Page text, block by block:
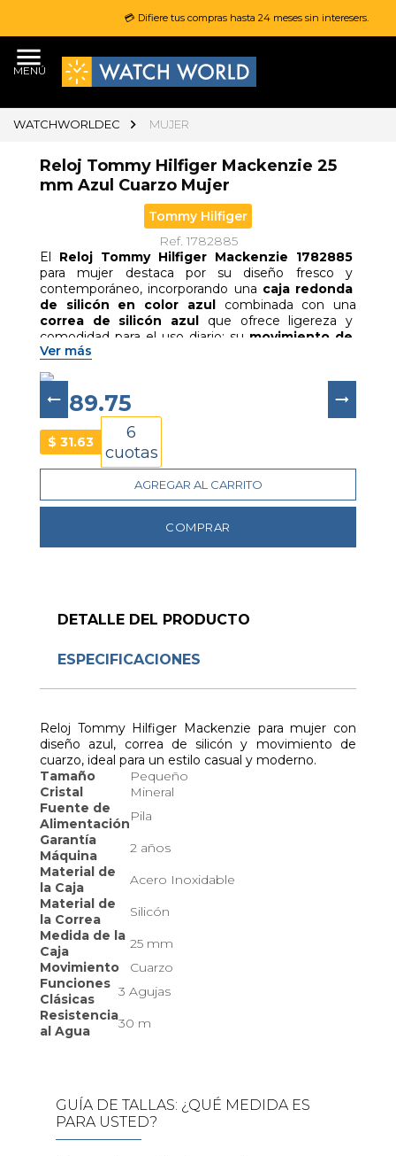
💳 Difiere tus compras hasta 24 meses sin interesers.
MENÚ
WATCHWORLDEC MUJER
Reloj Tommy Hilfiger Mackenzie 25
mm Azul Cuarzo Mujer
Tommy Hilfiger
Ref. 1782885
El Reloj Tommy Hilfiger Mackenzie 1782885
para mujer destaca por su diseño fresco y
contemporáneo, incorporando una caja redonda
de silicón en color azul combinada con una
correa de silicón azul que ofrece ligereza y
comodidad para el uso diario; su movimiento de
cuarzo garantiza precisión confiable, mientras que
su
y sencilla, complementándose con
cierre de
hebilla simple
resistencia al agua de hasta 30
metros y un peso ultraligero de 27 gramos,
convirtiéndolo en una excelente opción para
quienes buscan un reloj funcional con el estilo
moderno característico de Tommy Hilfiger.
Ver más
$ 189.75
$ 31.63
6
cuotas
AGREGAR AL CARRITO
COMPRAR
DETALLE DEL PRODUCTO
ESPECIFICACIONES
Reloj Tommy Hilfiger Mackenzie para mujer con
diseño azul, correa de silicón y movimiento de
cuarzo, ideal para un estilo casual y moderno.
Tamaño
Pequeño
Cristal
Mineral
Fuente de
AlimentaciónPila
Garantía
Máquina
2 años
Material de
la Caja
Acero Inoxidable
Material de
la Correa
Silicón
Medida de la
Caja
25 mm
Movimiento
Cuarzo
Funciones
Clásicas
3 Agujas
Resistencia
al Agua
30 m
GUÍA DE TALLAS: ¿QUÉ MEDIDA ES
PARA USTED?